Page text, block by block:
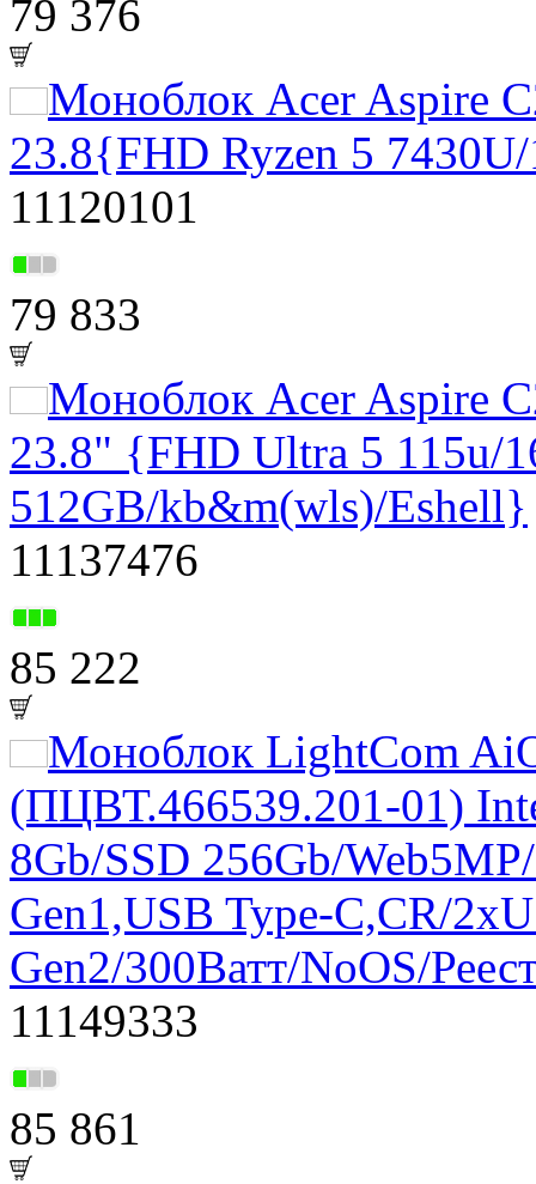
79 376
Моноблок Acer Aspire
23.8{FHD Ryzen 5
11120101
79 833
Моноблок Acer Aspire
23.8" {FHD Ultra 5 115u/
512GB/kb&m(wls)/Eshell}
11137476
85 222
Моноблок LightCom
(ПЦВТ.466539.201-01)
8Gb/SSD 256Gb/
Gen1,USB Type-C,CR/
Gen2/300Ватт/NoOS/
11149333
85 861